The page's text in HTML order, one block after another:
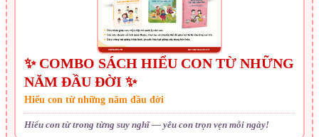
✨ COMBO SÁCH HIỂU CON TỪ NHỮNG
NĂM ĐẦU ĐỜI ✨
Hiểu con từ những năm đầu đời
Hiểu con từ trong từng suy nghĩ — yêu con trọn vẹn mỗi ngày!